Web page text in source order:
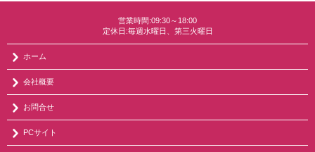
営業時間:09:30～18:00
定休日:毎週水曜日、第三火曜日
ホーム
会社概要
お問合せ
PCサイト